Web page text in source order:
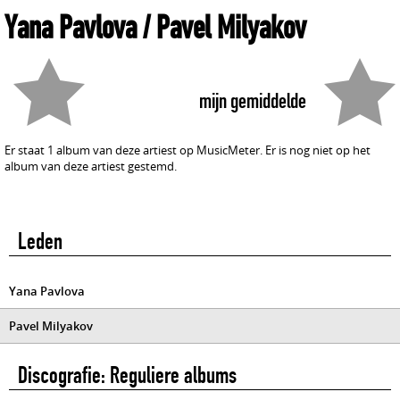
Yana Pavlova / Pavel Milyakov
mijn gemiddelde
Er staat 1 album van deze artiest op MusicMeter. Er is nog niet op het
album van deze artiest gestemd.
Leden
Yana Pavlova
Pavel Milyakov
Discografie: Reguliere albums